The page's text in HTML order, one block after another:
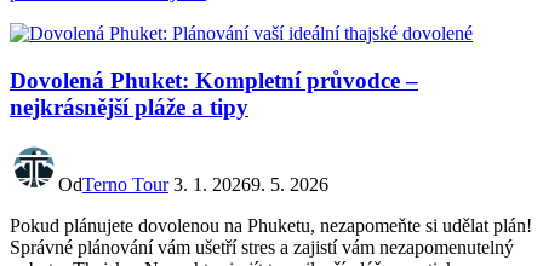
Dovolená Phuket: Kompletní průvodce –
nejkrásnější pláže a tipy
OdTerno Tour 3. 1. 20269. 5. 2026
Pokud plánujete dovolenou na Phuketu, nezapomeňte si udělat plán!
Správné plánování vám ušetří stres a zajistí vám nezapomenutelný